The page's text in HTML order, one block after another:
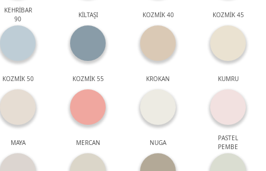
KEHRİBAR
90
KİLTAŞI KOZMİK 40 KOZMİK 45
KOZMİK 50 KOZMİK 55 KROKAN KUMRU
MAYA MERCAN NUGA
PASTEL
PEMBE